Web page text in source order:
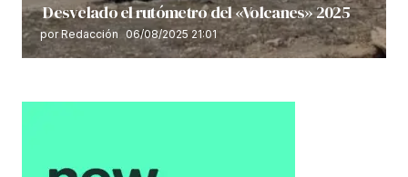
Desvelado el rutómetro del «Volcanes» 2025
por Redacción 06/08/2025 21:01